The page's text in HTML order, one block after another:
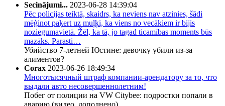
Secinājumi... 2023-06-28 14:39:04
Pēc policijas teiktā, skaidrs, ka neviens nav atzinies, šādi
mēģinot paķert uz muļķi, ka viens no vecākiem ir bijis
noziegumavietā. Žēl, ka tā, jo tagad ticamības moments būs
mazāks. Parasti…
Убийство 7-летней Юстине: девочку убили из-за
алиментов?
Corax 2023-06-26 18:49:34
Многотысячный штраф компании-арендатору за то, что
выдали авто несовершеннолетним!
Побег от полиции на VW Citybee: подростки попали в
аварию (видео, дополнено)